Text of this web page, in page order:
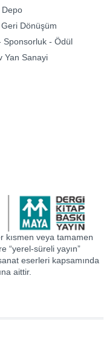
Depo
Dönüşüm
Sponsorluk - Ödül
Yan Sanayi
kısmen veya tamamen
“yerel-süreli yayın”
eserleri kapsamında
aittir.